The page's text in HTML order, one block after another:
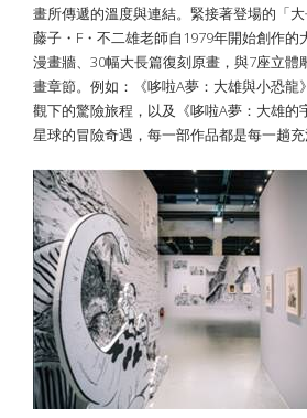
畫所傳遞的溫度與連結。緊接著登場的「
藤子・F・不二雄老師自1979年開始創作的
漫畫牆、30幅大長篇復刻原畫，與7座立體
畫章節。例如：《哆啦A夢：大雄與小恐龍
觀下的驚險旅程，以及《哆啦A夢：大雄的
星球的冒險奇遇，每一部作品都是每一趟充